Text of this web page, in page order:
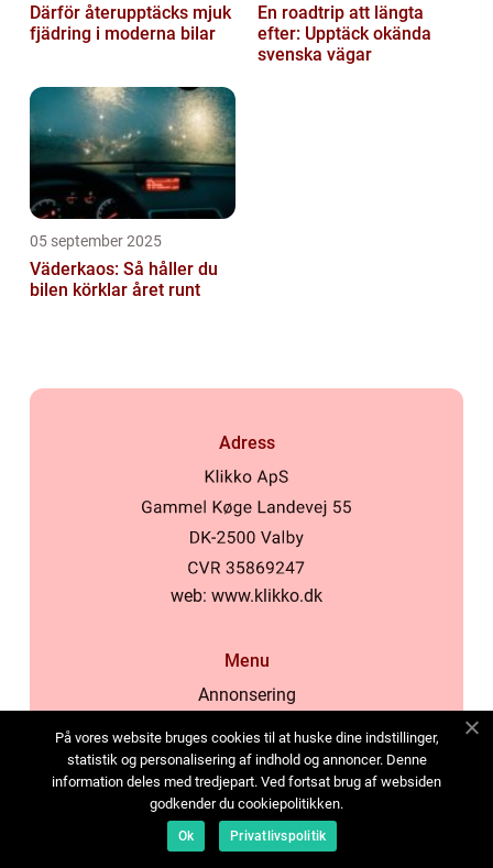
Därför återupptäcks mjuk
fjädring i moderna bilar
En roadtrip att längta
efter: Upptäck okända
svenska vägar
05 september 2025
Väderkaos: Så håller du
bilen körklar året runt
Adress
web: www.klikko.dk
Menu
Annonsering
Cookies
Kontakta oss
Sitemap
På vores website bruges cookies til at huske dine indstillinger,
statistik og personalisering af indhold og annoncer. Denne
information deles med tredjepart. Ved fortsat brug af websiden
godkender du cookiepolitikken.
Ok Privatlivspolitik